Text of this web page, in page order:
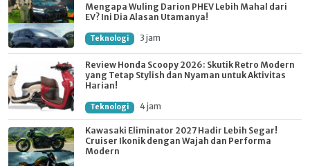
Mengapa Wuling Darion PHEV Lebih Mahal dari
EV? Ini Dia Alasan Utamanya!
Teknologi 3 jam
Review Honda Scoopy 2026: Skutik Retro Modern
yang Tetap Stylish dan Nyaman untuk Aktivitas
Harian!
Teknologi 4 jam
Kawasaki Eliminator 2027 Hadir Lebih Segar!
Cruiser Ikonik dengan Wajah dan Performa
Modern